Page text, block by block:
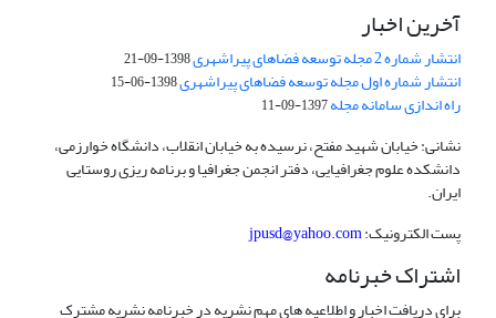
آخرین اخبار
انتشار شماره 2 مجله توسعه فضاهای پیراشهری 1398-09-21
انتشار شماره اول مجله توسعه فضاهای پیراشهری1398-06-15
راه اندازی سامانه مجله1397-09-11
نشانی: خیابان شهید مفتح، نرسیده به خیابان انقلاب، دانشگاه خوارزمی،
دانشکده علوم جغرافیایی، دفتر انجمن جغرافیا و برنامه ریزی روستایی
ایران.
پست الکترونیک:jpusd@yahoo.com
اشتراک خبرنامه
برای دریافت اخبار و اطلاعیه های مهم نشریه در خبرنامه نشریه مشترک